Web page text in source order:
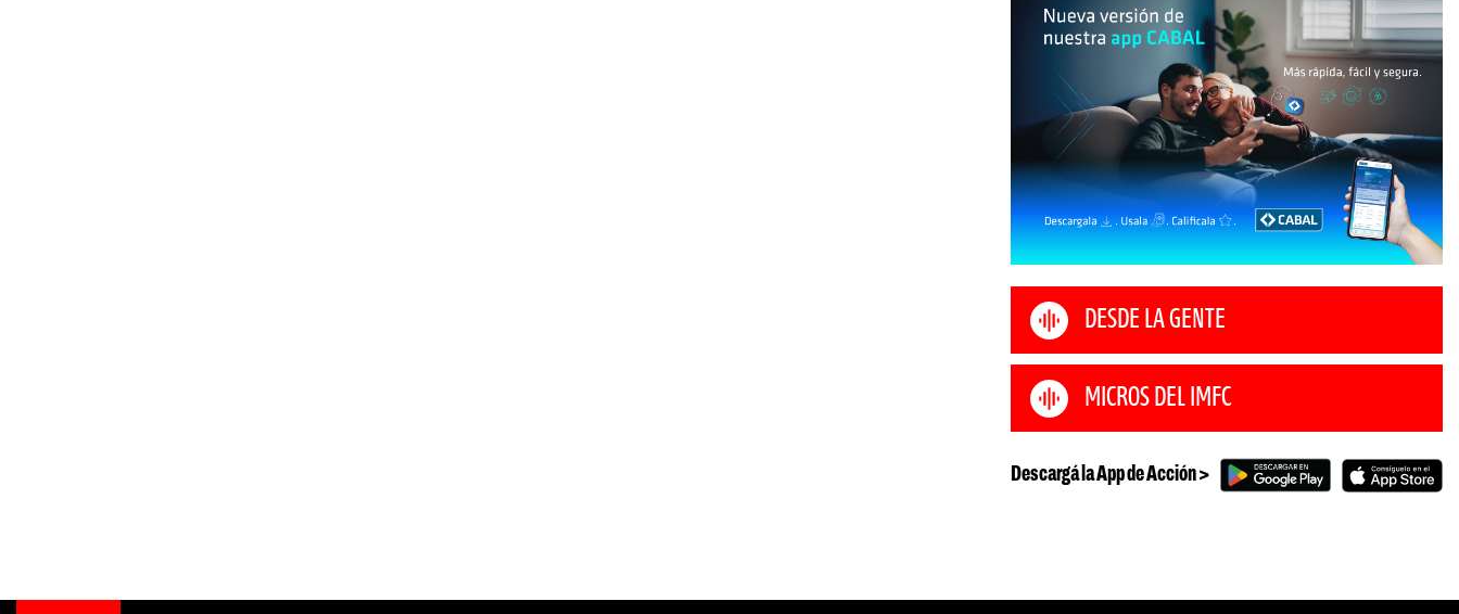
DESDE LA GENTE
MICROS DEL IMFC
Descargá la App de Acción >